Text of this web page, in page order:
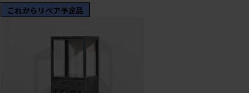
これからリペア予定品